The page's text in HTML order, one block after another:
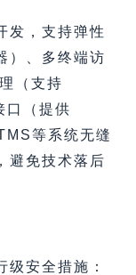
发，支持弹性
）、多终端访
（支持
口（提供
等系统无缝
避免技术落后
安全措施：